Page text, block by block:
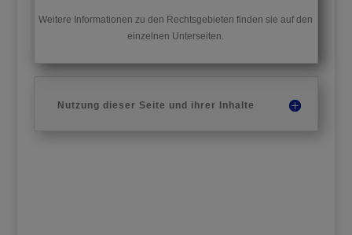
Weitere Informationen zu den Rechtsgebieten finden sie auf den
einzelnen Unterseiten.
Nutzung dieser Seite und ihrer Inhalte